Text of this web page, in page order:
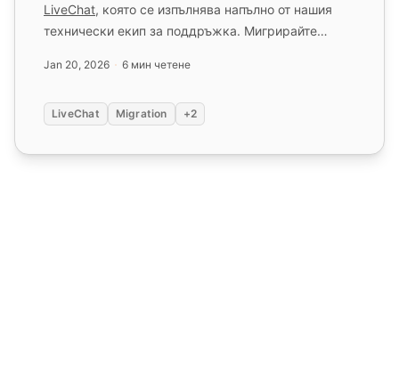
LiveChat, която се изпълнява напълно от нашия
технически екип за поддръжка. Мигрирайте
Jan 20, 2026 6 мин четене
LiveChat Migration +2